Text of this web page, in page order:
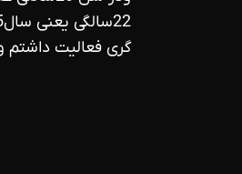
گری فعالیت داشتم